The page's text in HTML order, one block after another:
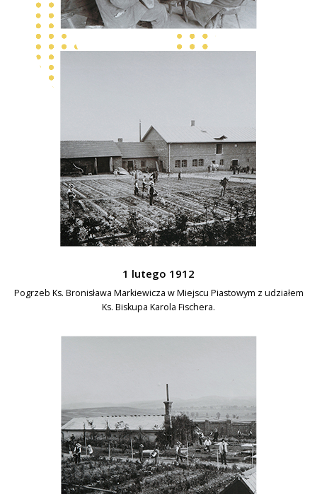
1 lutego 1912
Pogrzeb Ks. Bronisława Markiewicza w Miejscu Piastowym z udziałem
Ks. Biskupa Karola Fischera.